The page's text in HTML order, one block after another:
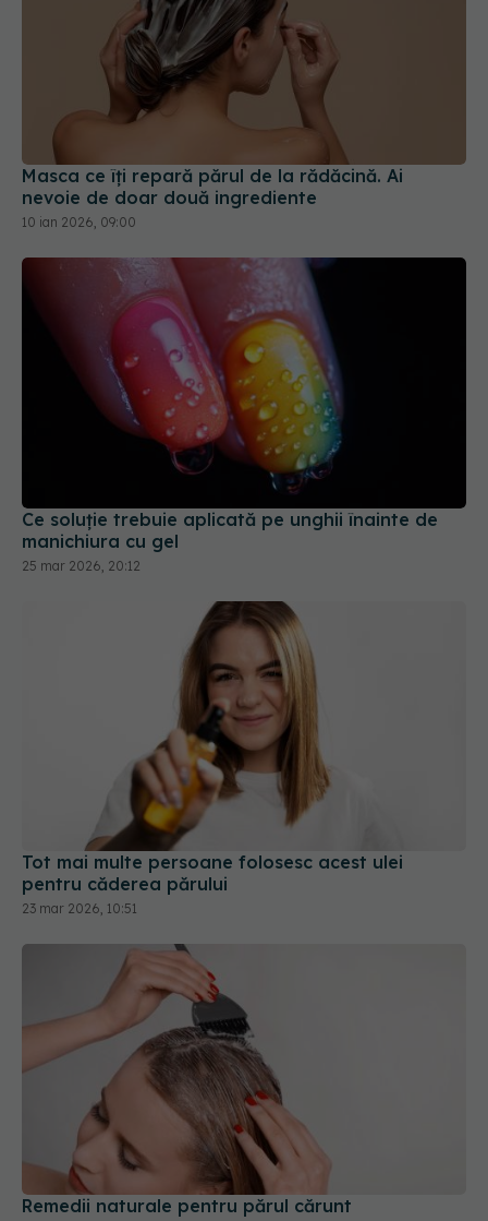
Masca ce îți repară părul de la rădăcină. Ai
nevoie de doar două ingrediente
10 ian 2026, 09:00
Ce soluție trebuie aplicată pe unghii înainte de
manichiura cu gel
25 mar 2026, 20:12
Tot mai multe persoane folosesc acest ulei
pentru căderea părului
23 mar 2026, 10:51
Remedii naturale pentru părul cărunt